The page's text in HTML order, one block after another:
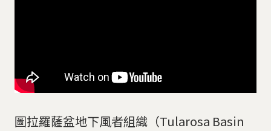
圖拉羅薩盆地下風者組織（Tularosa Basin